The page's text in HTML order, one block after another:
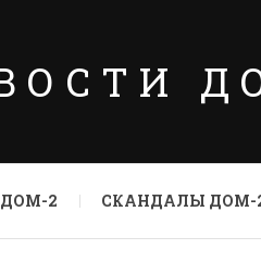
2 СКАНДАЛЫ ДОМ-